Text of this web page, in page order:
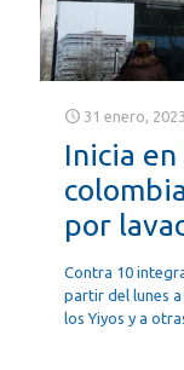
31 enero, 2023
Inicia
por
Contra 10
partir del lunes
los Yiyos y a